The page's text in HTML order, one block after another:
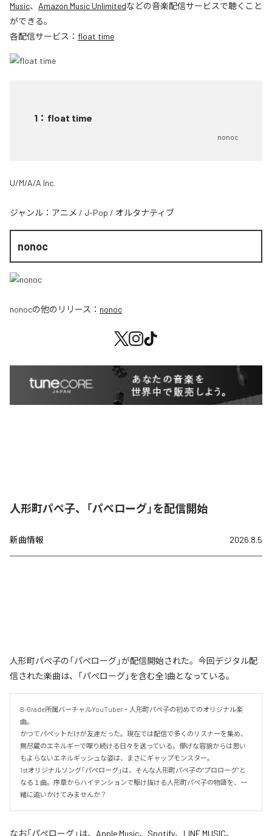
Music、 Amazon Music Unlimitedなどの音楽配信サービスで聴くこと
ができる。
各配信サービス： float time
1 ： float time
nonoc
U/M/A/A Inc.
ジャンル： アニメ / J-Pop / オルタナティブ
nonoc
nonocの他のリリース： nonoc
人形町パぺ子、「パぺローグ」を配信開始
新曲情報 2026.8.5
人形町パぺ子の「パぺローグ」が配信開始された。今回デジタル配
信された楽曲は、「パぺローグ」を含む全1曲となっている。
B-Grade所属バーチャルYouTuber・人形町パペ子の初めてのオリジナル楽
曲。
かつてパペットだけが友達だった。現在では配信で多くのリスナーを集め、
無尽蔵のエネルギーで喋り続ける日々を送っている。儚げな容貌からは思い
もよらないエネルギッシュな姿は、まさにギャップモンスター。
1stオリジナルソング「パペローグ」は、そんな人形町パペ子の“プロローグ”と
なる１曲。序章からハイテンションで駆け抜ける人形町パペ子の物語を、一
緒に追いかけてみませんか？
なお「パぺローグ」は、 Apple Music、 Spotify、 LINE MUSIC、